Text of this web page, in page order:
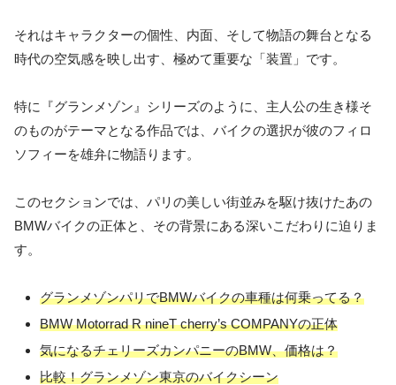
それはキャラクターの個性、内面、そして物語の舞台となる
時代の空気感を映し出す、極めて重要な「装置」です。
特に『グランメゾン』シリーズのように、主人公の生き様そ
のものがテーマとなる作品では、バイクの選択が彼のフィロ
ソフィーを雄弁に物語ります。
このセクションでは、パリの美しい街並みを駆け抜けたあの
BMWバイクの正体と、その背景にある深いこだわりに迫りま
す。
グランメゾンパリでBMWバイクの車種は何乗ってる？
BMW Motorrad R nineT cherry’s COMPANYの正体
気になるチェリーズカンパニーのBMW、価格は？
比較！グランメゾン東京のバイクシーン